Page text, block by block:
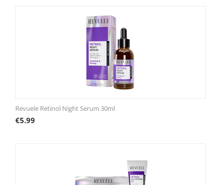
Revuele Retinol Night Serum 30ml
€5.99